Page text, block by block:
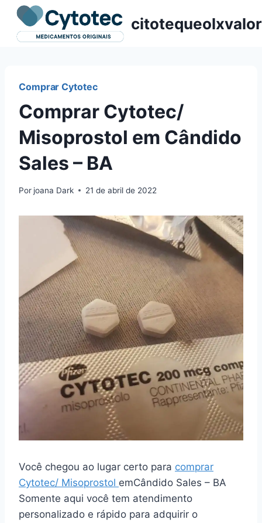
Pular
para
citotequeolxvalor
Comprar Cytotec
Comprar Cytotec/
Misoprostol em Cândido
Sales – BA
Por joana Dark 21 de abril de 2022
Você chegou ao lugar certo para comprar
Cytotec/ Misoprostol emCândido Sales – BA
Somente aqui você tem atendimento
personalizado e rápido para adquirir o